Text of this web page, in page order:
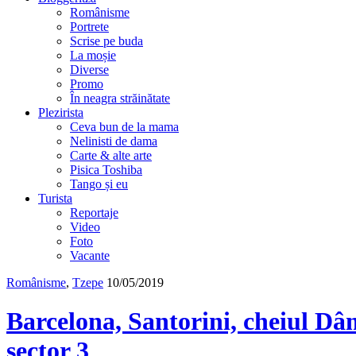
Românisme
Portrete
Scrise pe buda
La moșie
Diverse
Promo
În neagra străinătate
Plezirista
Ceva bun de la mama
Nelinisti de dama
Carte & alte arte
Pisica Toshiba
Tango și eu
Turista
Reportaje
Video
Foto
Vacante
Românisme, Tzepe 10/05/2019
Barcelona, Santorini, cheiul